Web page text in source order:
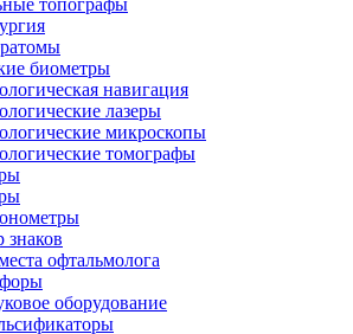
топографы
биометры
навигация
лазеры
микроскопы
томографы
знаков
офтальмолога
оборудование